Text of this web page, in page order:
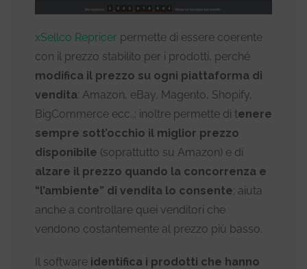
xSellco Repricer permette di essere coerente
con il prezzo stabilito per i prodotti, perché
modifica il prezzo su ogni piattaforma di
vendita: Amazon, eBay, Magento, Shopify,
BigCommerce ecc..; inoltre permette di tenere
sempre sott’occhio il miglior prezzo
disponibile (soprattutto su Amazon) e di
alzare il prezzo quando la concorrenza e
“l’ambiente” di vendita lo consente; aiuta
anche a controllare quei venditori che
vendono costantemente al prezzo più basso.
Il software identifica i prodotti che hanno